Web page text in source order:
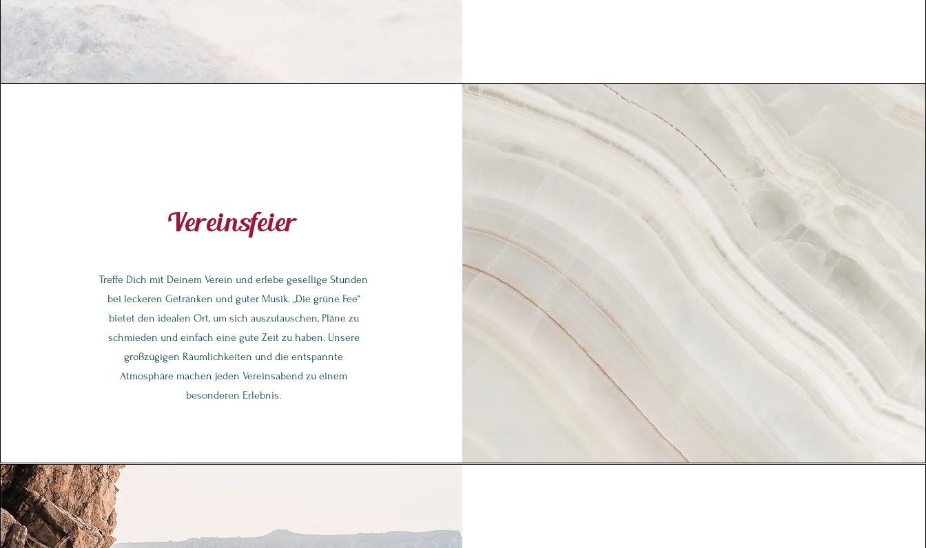
Vereinsfeier
Treffe Dich mit Deinem Verein und erlebe gesellige Stunden
bei leckeren Getränken und guter Musik. „Die grüne Fee“
bietet den idealen Ort, um sich auszutauschen, Pläne zu
schmieden und einfach eine gute Zeit zu haben. Unsere
großzügigen Räumlichkeiten und die entspannte
Atmosphäre machen jeden Vereinsabend zu einem
besonderen Erlebnis.